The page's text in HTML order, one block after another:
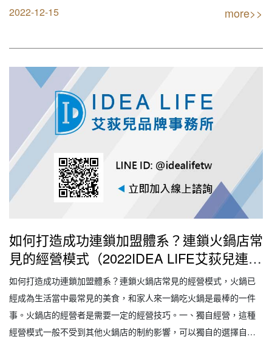
也是情理之中。所以，創業開面館首先要確立產品。 【創業加盟找
2022-12-15 more>>
如何打造成功連鎖加盟體系？連鎖火鍋店常
見的經營模式（2022IDEA LIFE艾荻兒連鎖
品牌餐飲設計｜創業加盟｜連鎖加盟｜餐飲
設計｜餐飲規劃｜餐飲顧問｜餐飲行銷｜創
業開店餐飲顧問｜餐飲設備商業空間規劃｜
線上創業連鎖加盟設計）
如何打造成功連鎖加盟體系？連鎖火鍋店常見的經營模式，火鍋已
經成為生活當中最常見的美食，和家人來一鍋吃火鍋是最棒的一件
事。火鍋店的經營者是需要一定的經營技巧。一、獨自經營，這種
經營模式一般不受到其他火鍋店的制約影響，可以獨自的選擇自己